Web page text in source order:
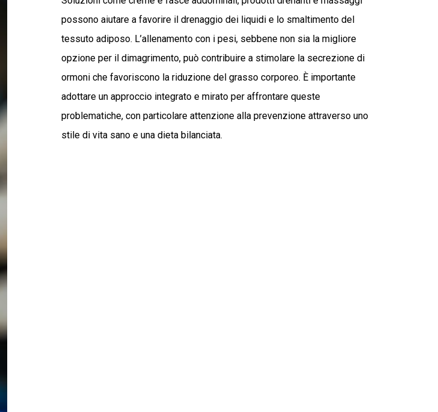
possono aiutare a favorire il drenaggio dei liquidi e lo smaltimento del
tessuto adiposo. L’allenamento con i pesi, sebbene non sia la migliore
opzione per il dimagrimento, può contribuire a stimolare la secrezione di
ormoni che favoriscono la riduzione del grasso corporeo. È importante
adottare un approccio integrato e mirato per affrontare queste
problematiche, con particolare attenzione alla prevenzione attraverso uno
stile di vita sano e una dieta bilanciata.